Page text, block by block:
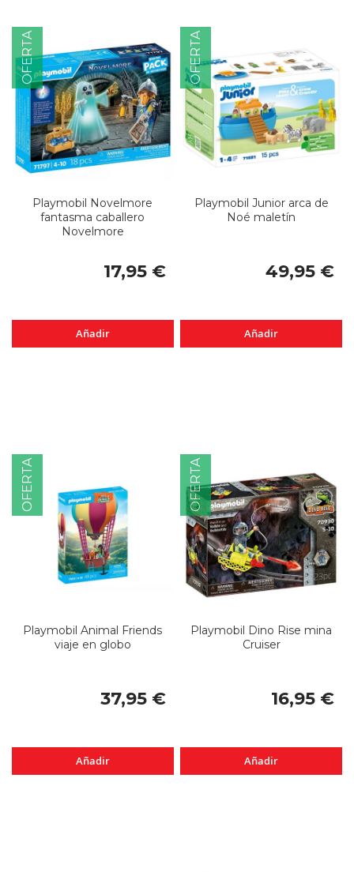
OFERTA
Playmobil Novelmore
fantasma caballero
Novelmore
17,95 €
Añadir
OFERTA
Playmobil Junior arca de
Noé maletín
49,95 €
Añadir
OFERTA
Playmobil Animal Friends
viaje en globo
37,95 €
Añadir
OFERTA
Playmobil Dino Rise mina
Cruiser
16,95 €
Añadir